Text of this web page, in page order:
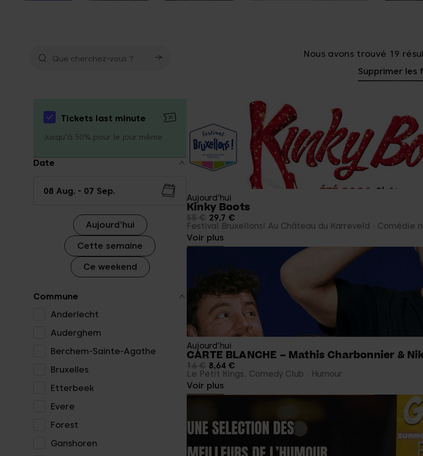
Nous avons trouvé 19
Supprimer les
Tickets last minute
Jusqu'à 50% pour le jour même
Date
Aujourd'hui
Cette semaine
Ce weekend
Commune
Anderlecht
Auderghem
Berchem-Sainte-Agathe
Bruxelles
Etterbeek
Evere
Forest
Ganshoren
Aujourd'hui
Kinky Boots
55 € 29,7 €
Festival Bruxellons! Au Château du Karreveld
Comédie
Voir plus
Aujourd'hui
CARTE BLANCHE – Mathis Charbonnier &
16 € 8,64 €
Le Petit Kings, Comedy Club
Humour
Voir plus